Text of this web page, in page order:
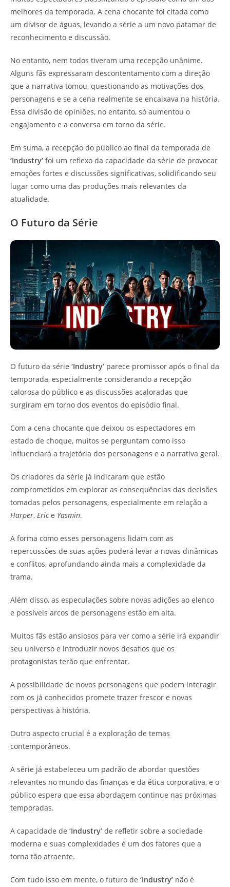
melhores da temporada. A cena chocante foi citada como
um divisor de águas, levando a série a um novo patamar de
reconhecimento e discussão.
No entanto, nem todos tiveram uma recepção unânime.
Alguns fãs expressaram descontentamento com a direção
que a narrativa tomou, questionando as motivações dos
personagens e se a cena realmente se encaixava na história.
Essa divisão de opiniões, no entanto, só aumentou o
engajamento e a conversa em torno da série.
Em suma, a recepção do público ao final da temporada de
‘Industry’ foi um reflexo da capacidade da série de provocar
emoções fortes e discussões significativas, solidificando seu
lugar como uma das produções mais relevantes da
atualidade.
O Futuro da Série
O futuro da série ‘Industry’ parece promissor após o final da
temporada, especialmente considerando a recepção
calorosa do público e as discussões acaloradas que
surgiram em torno dos eventos do episódio final.
Com a cena chocante que deixou os espectadores em
estado de choque, muitos se perguntam como isso
influenciará a trajetória dos personagens e a narrativa geral.
Os criadores da série já indicaram que estão
comprometidos em explorar as consequências das decisões
tomadas pelos personagens, especialmente em relação a
Harper, Erice Yasmin.
A forma como esses personagens lidam com as
repercussões de suas ações poderá levar a novas dinâmicas
e conflitos, aprofundando ainda mais a complexidade da
trama.
Além disso, as especulações sobre novas adições ao elenco
e possíveis arcos de personagens estão em alta.
Muitos fãs estão ansiosos para ver como a série irá expandir
seu universo e introduzir novos desafios que os
protagonistas terão que enfrentar.
A possibilidade de novos personagens que podem interagir
com os já conhecidos promete trazer frescor e novas
perspectivas à história.
Outro aspecto crucial é a exploração de temas
contemporâneos.
A série já estabeleceu um padrão de abordar questões
relevantes no mundo das finanças e da ética corporativa, e o
público espera que essa abordagem continue nas próximas
temporadas.
A capacidade de ‘Industry’ de refletir sobre a sociedade
moderna e suas complexidades é um dos fatores que a
torna tão atraente.
Com tudo isso em mente, o futuro de ‘Industry’ não é